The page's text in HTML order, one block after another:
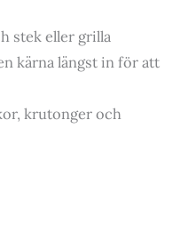
stek eller grilla
kärna längst in för att
krutonger och